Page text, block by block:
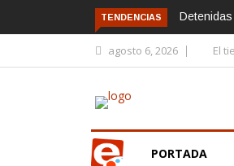
TENDENCIAS
agosto 6, 2026 El
PORTADA